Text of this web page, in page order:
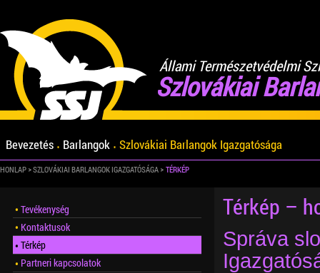
Állami Természetvédelmi
Szlovákiai
Bevezetés Barlangok Szlovákiai Barlangok Igazgatósága
HONLAP SZLOVÁKIAI BARLANGOK IGAZGATÓSÁGA TÉRKÉP
Térkép –
Správa
Tevékenység
Kontaktusok
Térkép
Partneri kapcsolatok